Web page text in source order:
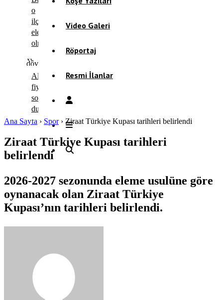
Video Galeri
Röportaj
Resmi İlanlar
o
ilçelerde
elektrik
olmayacak!
Altın
fiyatlarında
son
durum!
Ana Sayfa › Spor› Ziraat Türkiye Kupası tarihleri belirlendi
Ziraat Türkiye Kupası tarihleri
belirlendi
2026-2027 sezonunda eleme usulüne göre
oynanacak olan Ziraat Türkiye
Kupası’nın tarihleri belirlendi.